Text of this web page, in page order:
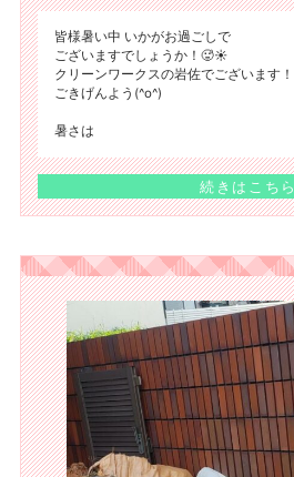
皆様暑い中 いかがお過ごしで
ございますでしょうか！🥵☀️
クリーンワークスの岩佐でございます！
ごきげんよう(^o^)
暑さは
続きはこちら